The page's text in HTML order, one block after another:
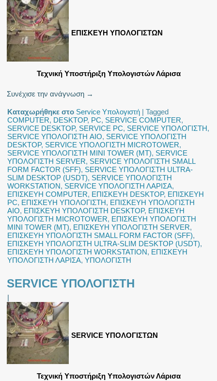
ΕΠΙΣΚΕΥΗ ΥΠΟΛΟΓΙΣΤΩΝ
Τεχνική Υποστήριξη Υπολογιστών Λάρισα
Συνέχισε την ανάγνωση →
Καταχωρήθηκε στο Service Υπολογιστή |Tagged
COMPUTER, DESKTOP, PC, SERVICE COMPUTER,
SERVICE DESKTOP, SERVICE PC, SERVICE ΥΠΟΛΟΓΙΣΤΗ,
SERVICE ΥΠΟΛΟΓΙΣΤΗ AIO, SERVICE ΥΠΟΛΟΓΙΣΤΗ
DESKTOP, SERVICE ΥΠΟΛΟΓΙΣΤΗ MICROTOWER,
SERVICE ΥΠΟΛΟΓΙΣΤΗ MINI TOWER (MT), SERVICE
ΥΠΟΛΟΓΙΣΤΗ SERVER, SERVICE ΥΠΟΛΟΓΙΣΤΗ SMALL
FORM FACTOR (SFF), SERVICE ΥΠΟΛΟΓΙΣΤΗ ULTRA-
SLIM DESKTOP (USDT), SERVICE ΥΠΟΛΟΓΙΣΤΗ
WORKSTATION, SERVICE ΥΠΟΛΟΓΙΣΤΗ ΛΑΡΙΣΑ,
ΕΠΙΣΚΕΥΗ COMPUTER, ΕΠΙΣΚΕΥΗ DESKTOP, ΕΠΙΣΚΕΥΗ
PC, ΕΠΙΣΚΕΥΗ ΥΠΟΛΟΓΙΣΤΗ, ΕΠΙΣΚΕΥΗ ΥΠΟΛΟΓΙΣΤΗ
AIO, ΕΠΙΣΚΕΥΗ ΥΠΟΛΟΓΙΣΤΗ DESKTOP, ΕΠΙΣΚΕΥΗ
ΥΠΟΛΟΓΙΣΤΗ MICROTOWER, ΕΠΙΣΚΕΥΗ ΥΠΟΛΟΓΙΣΤΗ
MINI TOWER (MT), ΕΠΙΣΚΕΥΗ ΥΠΟΛΟΓΙΣΤΗ SERVER,
ΕΠΙΣΚΕΥΗ ΥΠΟΛΟΓΙΣΤΗ SMALL FORM FACTOR (SFF),
ΕΠΙΣΚΕΥΗ ΥΠΟΛΟΓΙΣΤΗ ULTRA-SLIM DESKTOP (USDT),
ΕΠΙΣΚΕΥΗ ΥΠΟΛΟΓΙΣΤΗ WORKSTATION, ΕΠΙΣΚΕΥΗ
ΥΠΟΛΟΓΙΣΤΗ ΛΑΡΙΣΑ,ΥΠΟΛΟΓΙΣΤΗ
SERVICE ΥΠΟΛΟΓΙΣΤΗ
|
SERVICE ΥΠΟΛΟΓΙΣΤΩΝ
Τεχνική Υποστήριξη Υπολογιστών Λάρισα